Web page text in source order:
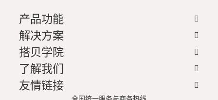
值与行为，辅助精准营销与客户维护；产品信息看板：整合
产品进销数据，呈现产品畅销度与库存状况，支撑产品策略
制定；财务看板：汇总收付款及发票数据，清晰展示资金与
财务健康度，辅助经营决策。工作日志：记录日常业务操作
与进展，实现业务过程可追溯；日志分析：对工作日志数据
进行提炼分析，挖掘业务流程中的效率瓶颈与优化点，助力
管理提升。
产品功能
解决方案
搭贝学院
了解我们
友情链接